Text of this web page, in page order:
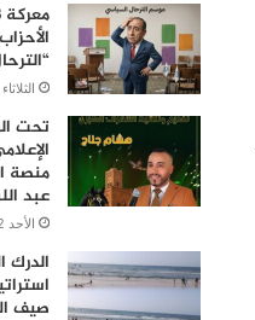
الثلاثاء 4 أغسطس
تحت
منصة
عبد
الأحد 2 أغسطس 2026
الدرك
صيف